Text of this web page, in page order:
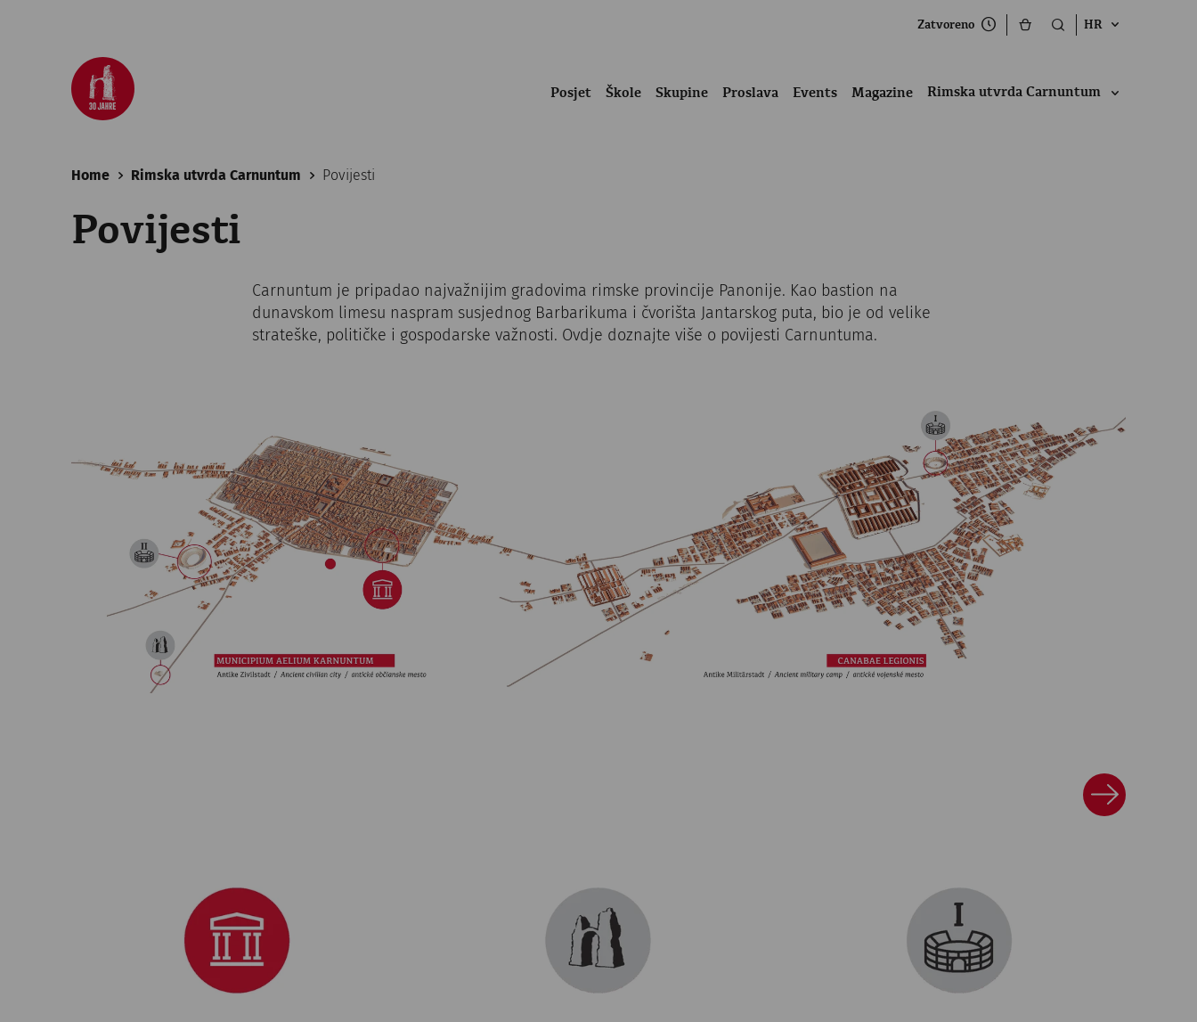
Zatvoreno HR
Posjet Škole Skupine Proslava Events Magazine Rimska utvrda Carnuntum
Home Rimska utvrda Carnuntum Povijesti
Povijesti
Carnuntum je pripadao najvažnijim gradovima rimske provincije Panonije. Kao bastion na
dunavskom limesu naspram susjednog Barbarikuma i čvorišta Jantarskog puta, bio je od velike
strateške, političke i gospodarske važnosti. Ovdje doznajte više o povijesti Carnuntuma.